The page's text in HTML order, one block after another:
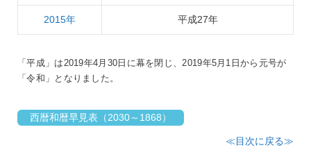
2015年 平成27年
「平成」は2019年4月30日に幕を閉じ、2019年5月1日から元号が
「令和」となりました。
西暦和暦早見表（2030～1868）
≪目次に戻る≫